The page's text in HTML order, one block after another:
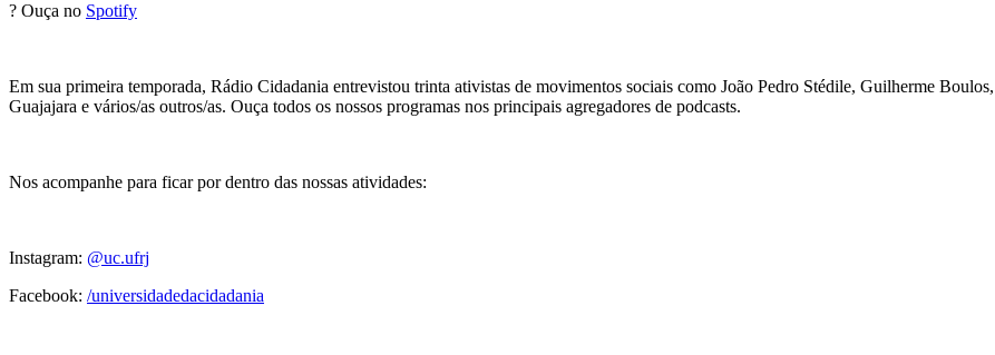
? Ouça no Spotify
Em sua primeira temporada, Rádio Cidadania entrevistou trinta ativistas de movimentos sociais como João Pedro Stédile, Guilherme
Guajajara e vários/as outros/as. Ouça todos os nossos programas nos principais agregadores de podcasts.
Nos acompanhe para ficar por dentro das nossas atividades:
Instagram: @uc.ufrj
Facebook: /universidadedacidadania